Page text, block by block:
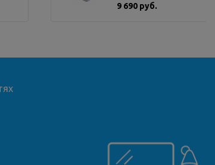
9 690 руб.